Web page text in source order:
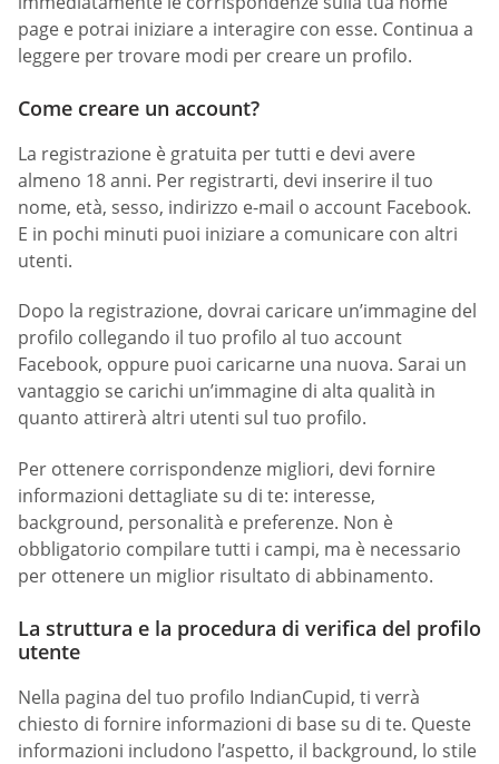
page e potrai iniziare a interagire con esse. Continua a
leggere per trovare modi per creare un profilo.
Come creare un account?
La registrazione è gratuita per tutti e devi avere
almeno 18 anni. Per registrarti, devi inserire il tuo
nome, età, sesso, indirizzo e-mail o account Facebook.
E in pochi minuti puoi iniziare a comunicare con altri
utenti.
Dopo la registrazione, dovrai caricare un’immagine del
profilo collegando il tuo profilo al tuo account
Facebook, oppure puoi caricarne una nuova. Sarai un
vantaggio se carichi un’immagine di alta qualità in
quanto attirerà altri utenti sul tuo profilo.
Per ottenere corrispondenze migliori, devi fornire
informazioni dettagliate su di te: interesse,
background, personalità e preferenze. Non è
obbligatorio compilare tutti i campi, ma è necessario
per ottenere un miglior risultato di abbinamento.
La struttura e la procedura di verifica del profilo
utente
Nella pagina del tuo profilo IndianCupid, ti verrà
chiesto di fornire informazioni di base su di te. Queste
informazioni includono l’aspetto, il background, lo stile